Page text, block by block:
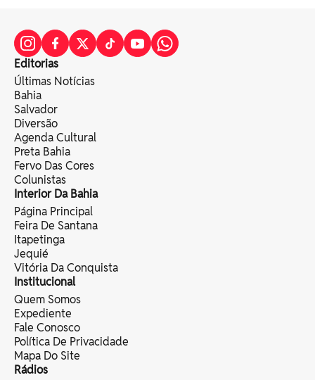
Editorias
Últimas Notícias
Bahia
Salvador
Diversão
Agenda Cultural
Preta Bahia
Fervo Das Cores
Colunistas
Interior Da Bahia
Página Principal
Feira De Santana
Itapetinga
Jequié
Vitória Da Conquista
Institucional
Quem Somos
Expediente
Fale Conosco
Política De Privacidade
Mapa Do Site
Rádios